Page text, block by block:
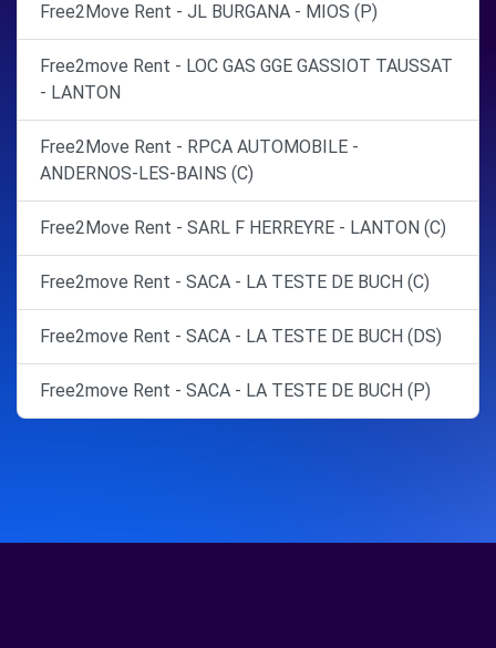
Free2Move Rent - JL BURGANA - MIOS (P)
Free2move Rent - LOC GAS GGE GASSIOT TAUSSAT
- LANTON
Free2Move Rent - RPCA AUTOMOBILE -
ANDERNOS-LES-BAINS (C)
Free2Move Rent - SARL F HERREYRE - LANTON (C)
Free2move Rent - SACA - LA TESTE DE BUCH (C)
Free2move Rent - SACA - LA TESTE DE BUCH (DS)
Free2move Rent - SACA - LA TESTE DE BUCH (P)